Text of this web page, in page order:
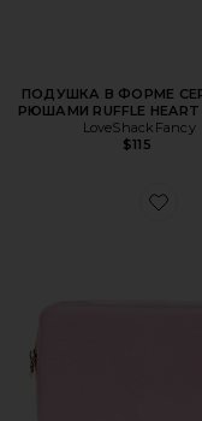
ПОДУШКА В ФОРМЕ
РЮШАМИ RUFFLE HEART
LoveShackFancy
$115